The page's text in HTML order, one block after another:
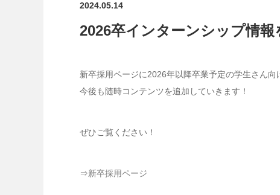
2024.05.14
2026卒インターンシップ情報
新卒採用ページに2026年以降卒業予定の学生さん向
今後も随時コンテンツを追加していきます！
ぜひご覧ください！
⇒新卒採用ページ